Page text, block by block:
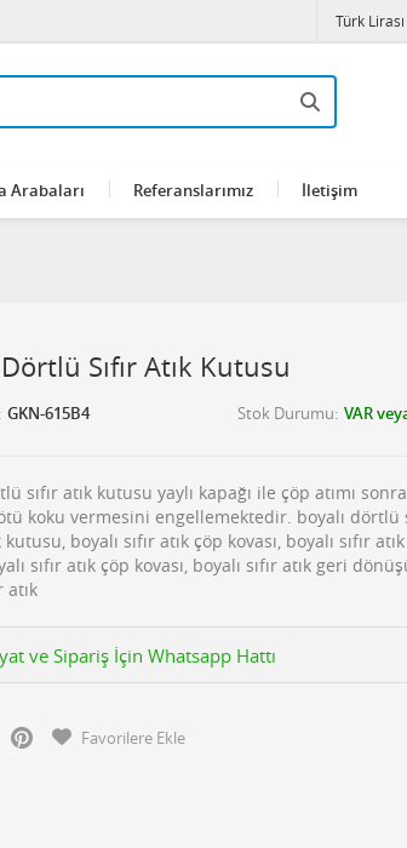
Türk Lirası
Arabaları Referanslarımız İletişim
Sıfır Atık Kutusu
GKN-615B4 Stok Durumu VAR
sıfır atık kutusu yaylı kapağı ile çöp atımı
koku vermesini engellemektedir. boyalı dörtlü
kutusu, boyalı sıfır atık çöp kovası, boyalı sıfır
sıfır atık çöp kovası, boyalı sıfır atık geri
atık
ve Sipariş İçin Whatsapp Hattı
Twitter PinterestFavorilere Ekle